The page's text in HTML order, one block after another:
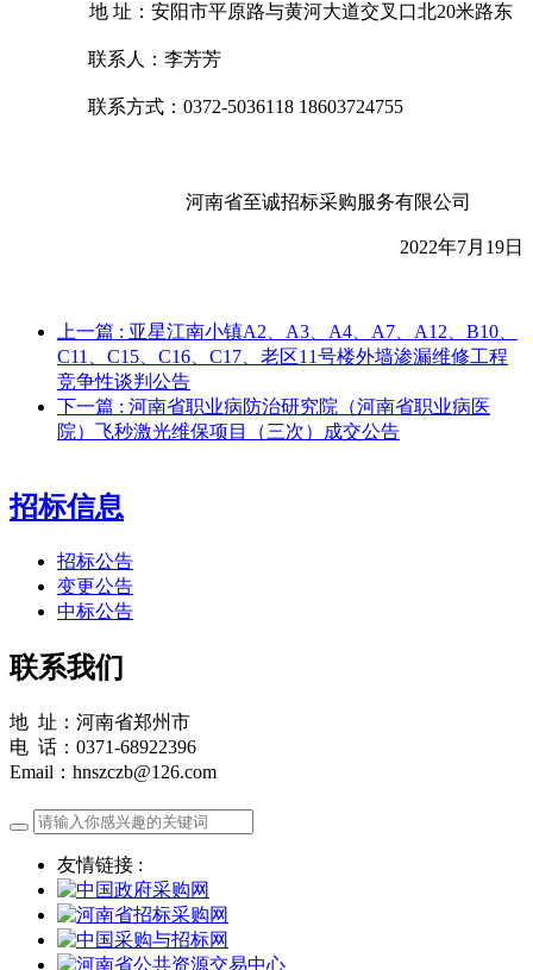
地 址： 安阳市平原路与黄河大道交叉口北20米路东
联系人：李芳芳
联系方式： 0372-5036118 18603724755
河南省至诚招标采购服务有限公司
2022年7月 19日
上一篇 : 亚星江南小镇A2、A3、A4、A7、A12、B10、
C11、C15、C16、C17、老区11号楼外墙渗漏维修工程
竞争性谈判公告
下一篇 : 河南省职业病防治研究院（河南省职业病医
院）飞秒激光维保项目（三次）成交公告
招标信息
招标公告
变更公告
中标公告
联系我们
地 址：河南省郑州市
电 话：0371-68922396
Email：hnszczb@126.com
友情链接 :